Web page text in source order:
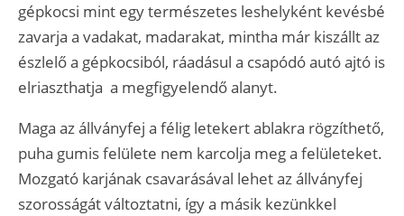
gépkocsi mint egy természetes leshelyként kevésbé
zavarja a vadakat, madarakat, mintha már kiszállt az
észlelő a gépkocsiból, ráadásul a csapódó autó ajtó is
elriaszthatja a megfigyelendő alanyt.
Maga az állványfej a félig letekert ablakra rögzíthető,
puha gumis felülete nem karcolja meg a felületeket.
Mozgató karjának csavarásával lehet az állványfej
szorosságát változtatni, így a másik kezünkkel